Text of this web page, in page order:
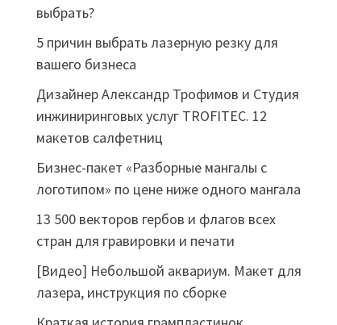
выбрать?
5 причин выбрать лазерную резку для
вашего бизнеса
Дизайнер Александр Трофимов и Студия
инжиниринговых услуг TROFITEC. 12
макетов салфетниц
Бизнес-пакет «Разборные мангалы с
логотипом» по цене ниже одного мангала
13 500 векторов гербов и флагов всех
стран для гравировки и печати
[Видео] Небольшой аквариум. Макет для
лазера, инструкция по сборке